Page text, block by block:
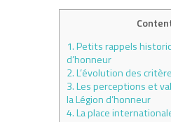
1.Petits rappels
d’honneur
2.L’évolution des
3.Les perceptions et
la Légion d’honneur
4.La place